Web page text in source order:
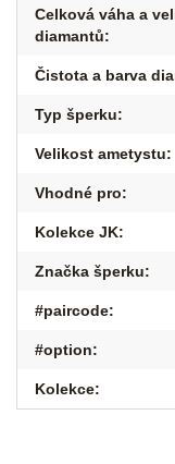
Celková váha a
diamantů:
Čistota a barva
Typ šperku:
Velikost ametystu:
Vhodné pro:
Kolekce JK:
Značka šperku:
#paircode:
#option:
Kolekce: